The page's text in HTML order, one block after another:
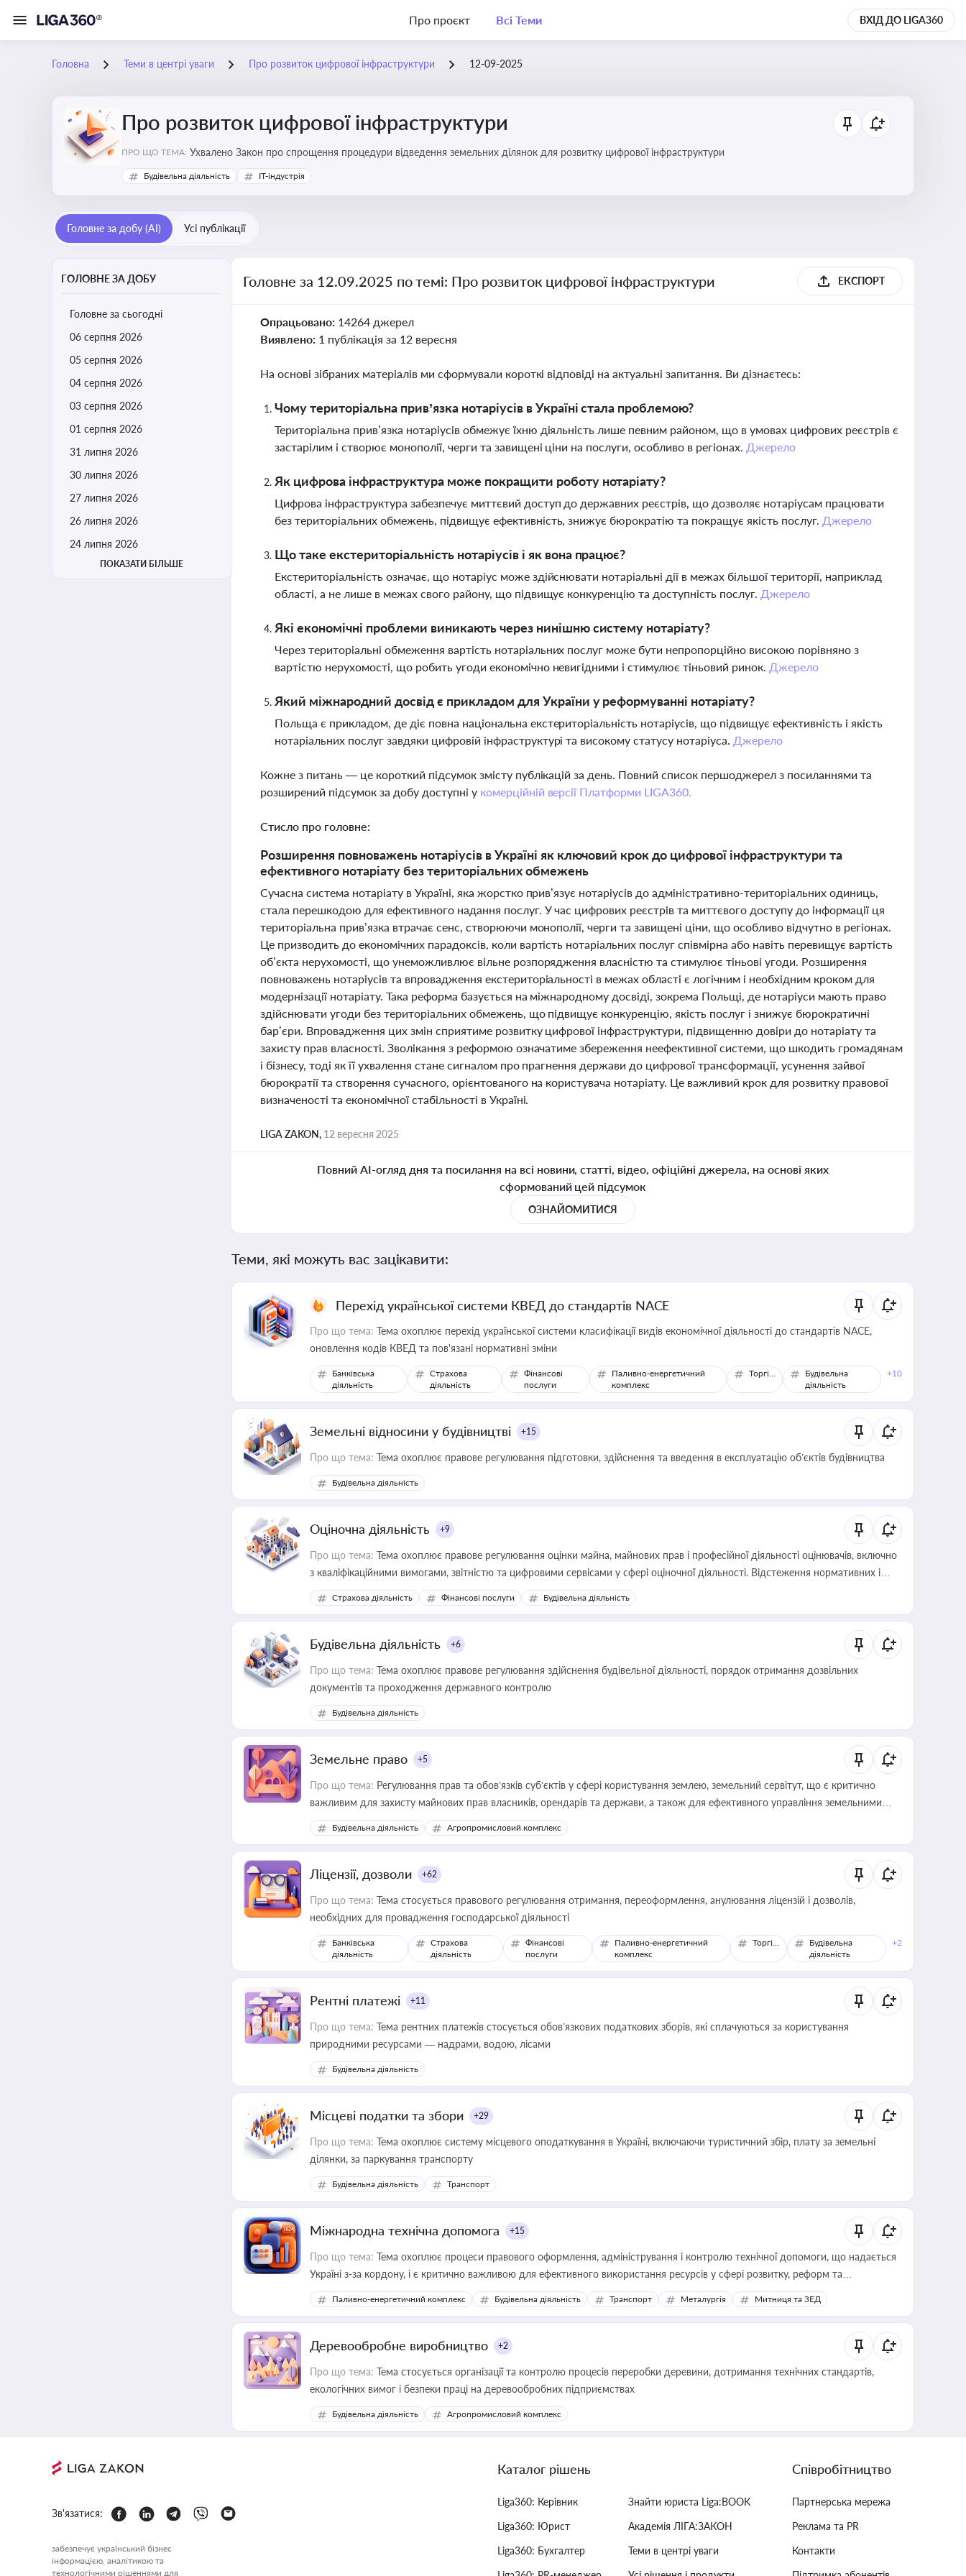
Про проєкт Всі Теми ВХІД ДО LIGA360
Головна Теми в центрі уваги Про розвиток цифрової інфраструктури 12-09-2025
Про розвиток цифрової інфраструктури
ПРО ЩО ТЕМА: Ухвалено Закон про спрощення процедури відведення земельних ділянок для розвитку цифрової інфраструктури
Будівельна діяльність IT-індустрія
Головне за добу (AI) Усі публікації
ГОЛОВНЕ ЗА ДОБУ
Головне за сьогодні
06 серпня 2026
05 серпня 2026
04 серпня 2026
03 серпня 2026
01 серпня 2026
31 липня 2026
30 липня 2026
27 липня 2026
26 липня 2026
24 липня 2026
ПОКАЗАТИ БІЛЬШЕ
Головне за 12.09.2025 по темі: Про розвиток цифрової інфраструктури ЕКСПОРТ
Опрацьовано: 14264 джерел
Виявлено: 1 публікація за 12 вересня
На основі зібраних матеріалів ми сформували короткі відповіді на актуальні запитання. Ви дізнаєтесь:
Чому територіальна прив’язка нотаріусів в Україні стала проблемою?
Територіальна прив’язка нотаріусів обмежує їхню діяльність лише певним районом, що в умовах цифрових реєстрів є
застарілим і створює монополії, черги та завищені ціни на послуги, особливо в регіонах. Джерело
Як цифрова інфраструктура може покращити роботу нотаріату?
Цифрова інфраструктура забезпечує миттєвий доступ до державних реєстрів, що дозволяє нотаріусам працювати
без територіальних обмежень, підвищує ефективність, знижує бюрократію та покращує якість послуг. Джерело
Що таке екстериторіальність нотаріусів і як вона працює?
Екстериторіальність означає, що нотаріус може здійснювати нотаріальні дії в межах більшої території, наприклад
області, а не лише в межах свого району, що підвищує конкуренцію та доступність послуг. Джерело
Які економічні проблеми виникають через нинішню систему нотаріату?
Через територіальні обмеження вартість нотаріальних послуг може бути непропорційно високою порівняно з
вартістю нерухомості, що робить угоди економічно невигідними і стимулює тіньовий ринок. Джерело
Який міжнародний досвід є прикладом для України у реформуванні нотаріату?
Польща є прикладом, де діє повна національна екстериторіальність нотаріусів, що підвищує ефективність і якість
нотаріальних послуг завдяки цифровій інфраструктурі та високому статусу нотаріуса. Джерело
Кожне з питань — це короткий підсумок змісту публікацій за день. Повний список першоджерел з посиланнями та
розширений підсумок за добу доступні у комерційній версії Платформи LIGA360.
Стисло про головне:
Розширення повноважень нотаріусів в Україні як ключовий крок до цифрової інфраструктури та
ефективного нотаріату без територіальних обмежень
Сучасна система нотаріату в Україні, яка жорстко прив’язує нотаріусів до адміністративно-територіальних одиниць,
стала перешкодою для ефективного надання послуг. У час цифрових реєстрів та миттєвого доступу до інформації ця
територіальна прив’язка втрачає сенс, створюючи монополії, черги та завищені ціни, що особливо відчутно в регіонах.
Це призводить до економічних парадоксів, коли вартість нотаріальних послуг співмірна або навіть перевищує вартість
об’єкта нерухомості, що унеможливлює вільне розпорядження власністю та стимулює тіньові угоди. Розширення
повноважень нотаріусів та впровадження екстериторіальності в межах області є логічним і необхідним кроком для
модернізації нотаріату. Така реформа базується на міжнародному досвіді, зокрема Польщі, де нотаріуси мають право
здійснювати угоди без територіальних обмежень, що підвищує конкуренцію, якість послуг і знижує бюрократичні
бар’єри. Впровадження цих змін сприятиме розвитку цифрової інфраструктури, підвищенню довіри до нотаріату та
захисту прав власності. Зволікання з реформою означатиме збереження неефективної системи, що шкодить громадянам
і бізнесу, тоді як її ухвалення стане сигналом про прагнення держави до цифрової трансформації, усунення зайвої
бюрократії та створення сучасного, орієнтованого на користувача нотаріату. Це важливий крок для розвитку правової
визначеності та економічної стабільності в Україні.
LIGA ZAKON, 12 вересня 2025
Повний AI-огляд дня та посилання на всі новини, статті, відео, офіційні джерела, на основі яких
сформований цей підсумок
ОЗНАЙОМИТИСЯ
Теми, які можуть вас зацікавити:
Перехід української системи КВЕД до стандартів NACE
Про що тема: Тема охоплює перехід української системи класифікації видів економічної діяльності до стандартів NACE,
оновлення кодів КВЕД та пов'язані нормативні зміни
Банківська
діяльність
Страхова
діяльність
Фінансові
послуги
Паливно-енергетичний
комплекс
Торгівля
Будівельна
діяльність
+10
Земельні відносини у будівництві +15
Про що тема: Тема охоплює правове регулювання підготовки, здійснення та введення в експлуатацію об’єктів будівництва
Будівельна діяльність
Оціночна діяльність +9
Про що тема: Тема охоплює правове регулювання оцінки майна, майнових прав і професійної діяльності оцінювачів, включно
з кваліфікаційними вимогами, звітністю та цифровими сервісами у сфері оціночної діяльності. Відстеження нормативних і
медійних змін у цій сфері корисне для власника бізнесу, керівника, юриста або бухгалтера під час оподаткування,
приватизації, оренди державного майна, корпоративних угод і перевірки статусу суб'єктів оціночної діяльності
Страхова діяльність Фінансові послуги Будівельна діяльність
Будівельна діяльність +6
Про що тема: Тема охоплює правове регулювання здійснення будівельної діяльності, порядок отримання дозвільних
документів та проходження державного контролю
Будівельна діяльність
Земельне право +5
Про що тема: Регулювання прав та обов’язків суб’єктів у сфері користування землею, земельний сервітут, що є критично
важливим для захисту майнових прав власників, орендарів та держави, а також для ефективного управління земельними
ресурсами
Будівельна діяльність Агропромисловий комплекс
Ліцензії, дозволи +62
Про що тема: Тема стосується правового регулювання отримання, переоформлення, анулювання ліцензій і дозволів,
необхідних для провадження господарської діяльності
Банківська
діяльність
Страхова
діяльність
Фінансові
послуги
Паливно-енергетичний
комплекс
Торгівля
Будівельна
діяльність
+2
Рентні платежі +11
Про що тема: Тема рентних платежів стосується обов’язкових податкових зборів, які сплачуються за користування
природними ресурсами — надрами, водою, лісами
Будівельна діяльність
Місцеві податки та збори +29
Про що тема: Тема охоплює систему місцевого оподаткування в Україні, включаючи туристичний збір, плату за земельні
ділянки, за паркування транспорту
Будівельна діяльність Транспорт
Міжнародна технічна допомога +15
Про що тема: Тема охоплює процеси правового оформлення, адміністрування і контролю технічної допомоги, що надається
Україні з-за кордону, і є критично важливою для ефективного використання ресурсів у сфері розвитку, реформ та
інфраструктурних проєктів
Паливно-енергетичний комплекс Будівельна діяльність Транспорт Металургія Митниця та ЗЕД
Деревообробне виробництво +2
Про що тема: Тема стосується організації та контролю процесів переробки деревини, дотримання технічних стандартів,
екологічних вимог і безпеки праці на деревообробних підприємствах
Будівельна діяльність Агропромисловий комплекс
Зв'язатися:
забезпечує український бізнес
інформацією, аналітикою та
технологічними рішеннями для
Каталог рішень
Liga360: Керівник
Liga360: Юрист
Liga360: Бухгалтер
Знайти юриста Liga:BOOK
Академія ЛІГА:ЗАКОН
Теми в центрі уваги
Співробітництво
Партнерська мережа
Реклама та PR
Контакти